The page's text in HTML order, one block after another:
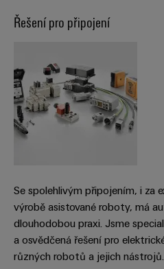
Řešení pro připojení
Se spolehlivým připojením, i za
výrobě asistované roboty, má
dlouhodobou praxi. Jsme
a osvědčená řešení pro
různých robotů a jejich nástrojů.